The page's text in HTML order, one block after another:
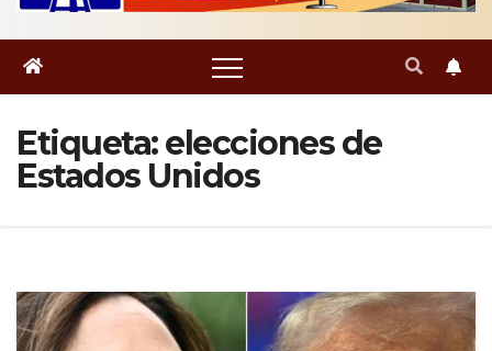
Etiqueta:elecciones de
Estados Unidos